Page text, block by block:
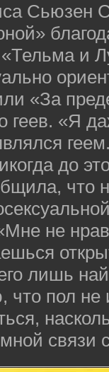
Сьюзен
и
«За
геев. «Я
до
что
не
лишь
что пол не
связи